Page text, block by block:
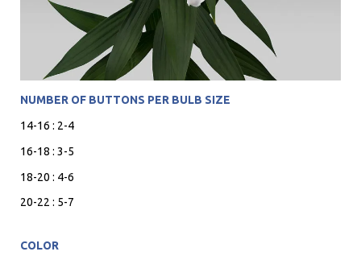
NUMBER OF BUTTONS PER BULB SIZE
14-16 : 2-4
16-18 : 3-5
18-20 : 4-6
20-22 : 5-7
COLOR